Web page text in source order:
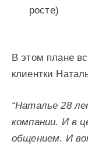
росте)
В этом плане
клиентки
“Наталье 28
компании. И в
общением. И